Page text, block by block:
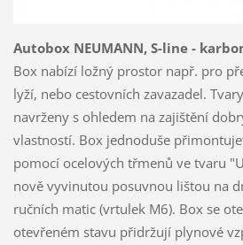
Autobox NEUMANN, S-line -
Box nabízí ložný prostor např. pro
lyží, nebo cestovních zavazadel.
navrženy s ohledem na zajištění
vlastností. Box jednoduše
pomocí ocelových třmenů ve tvaru
nově vyvinutou posuvnou lištou na
ručních matic (vrtulek M6). Box se
otevřeném stavu přidržují plynové